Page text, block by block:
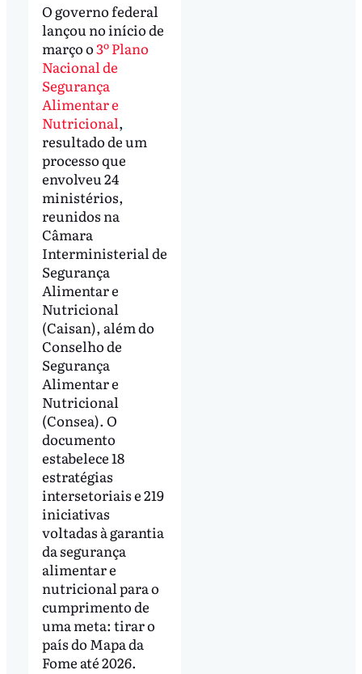
O governo federal
lançou no início de
março o3º Plano
Nacional de
Segurança
Alimentar e
Nutricional,
resultado de um
processo que
envolveu 24
ministérios,
reunidos na
Câmara
Interministerial de
Segurança
Alimentar e
Nutricional
(Caisan), além do
Conselho de
Segurança
Alimentar e
Nutricional
(Consea). O
documento
estabelece 18
estratégias
intersetoriais e 219
iniciativas
voltadas à garantia
da segurança
alimentar e
nutricional para o
cumprimento de
uma meta: tirar o
país do Mapa da
Fome até 2026.